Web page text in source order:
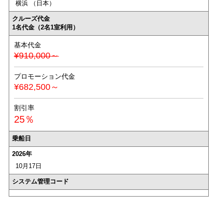
横浜 （日本）
クルーズ代金
1名代金（2名1室利用）
基本代金
¥910,000～
プロモーション代金
¥682,500～
割引率
25％
乗船日
2026年
10月17日
システム管理コード